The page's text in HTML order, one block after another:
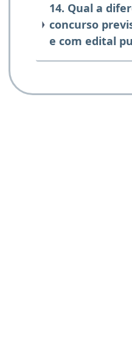
14. Qual a
concurso
e com edital